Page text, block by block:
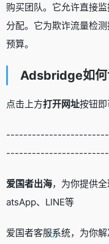
购买团队。它允许直接
分配。它为欺诈流量检
预算。
Adsbridge如何
点击上方打开网址按钮即
爱国者出海，为你提供
atsApp、LINE等
爱国者客服系统，为你